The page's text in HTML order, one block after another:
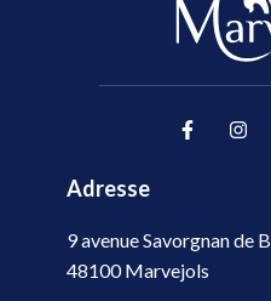
Lien
Adresse
9 avenue Savorgnan de
48100 Marvejols